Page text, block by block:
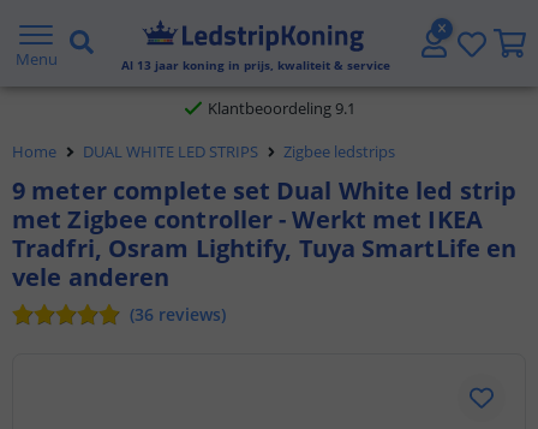
Menu Al 13 jaar koning in prijs, kwaliteit & service
Gratis verzending vanaf € 20,- NL en BE
Klantbeoordeling 9.1
Voor 23:45 uur besteld,morgen in huis
Home DUAL WHITE LED STRIPS Zigbee ledstrips
9 meter complete set Dual White led strip
met Zigbee controller - Werkt met IKEA
Tradfri, Osram Lightify, Tuya SmartLife en
vele anderen
(36 reviews)